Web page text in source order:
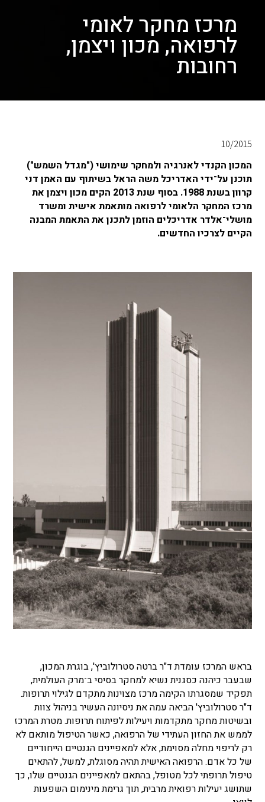
מרכז מחקר לאומי
לרפואה, מכון ויצמן,
רחובות
10/2015
המכון הקנדי לאנרגיה ולמחקר שימושי ("מגדל השמש")
תוכנן על־ידי האדריכל משה הראל בשיתוף עם האמן דני
קרוון בשנת 1988. בסוף שנת 2013 הקים מכון ויצמן את
מרכז המחקר הלאומי לרפואה מותאמת אישית ומשרד
מושלי־אלדר אדריכלים הוזמן לתכנן את התאמת המבנה
הקיים לצרכיו החדשים.
בראש המרכז עומדת ד"ר ברטה סטרולוביץ', בוגרת המכון,
שבעבר כיהנה כסגנית נשיא למחקר בסיסי ב־מרק העולמית,
תפקיד שמסגרתו הקימה מרכז מצוינות מתקדם לגילוי תרופות.
ד"ר סטרולוביץ' הביאה עמה את ניסיונה העשיר בניהול צוות
ובשיטות מחקר מתקדמות ויעילות לפיתוח תרופות. מטרת המרכז
לממש את החזון העתידי של הרפואה, כאשר הטיפול מותאם לא
רק לריפוי מחלה מסוימת, אלא למאפיינים הגנטיים הייחודיים
של כל אדם. הרפואה האישית תהיה מסוגלת, למשל, להתאים
טיפול תרופתי לכל מטופל, בהתאם למאפיינים הגנטיים שלו, כך
שתושג יעילות רפואית מרבית, תוך גרימת מינימום השפעות